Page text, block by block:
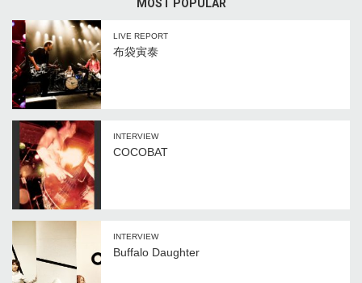
MOST POPULAR
LIVE REPORT
布袋寅泰
INTERVIEW
COCOBAT
INTERVIEW
Buffalo Daughter